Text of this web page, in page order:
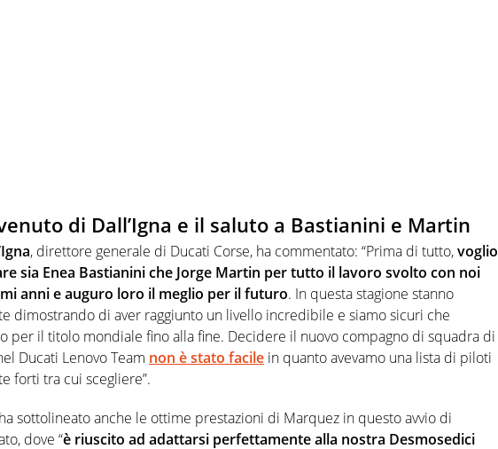
di Dall’Igna e il saluto a Bastianini e Martin
, direttore generale di Ducati Corse, ha commentato: “Prima di tutto,voglio
sia Enea Bastianini che Jorge Martin per tutto il lavoro svolto con noi
anni e auguro loro il meglio per il futuro. In questa stagione stanno
dimostrando di aver raggiunto un livello incredibile e siamo sicuri che
per il titolo mondiale fino alla fine. Decidere il nuovo compagno di squadra di
Ducati Lenovo Team non è stato facile in quanto avevamo una lista di piloti
forti tra cui scegliere”.
ha sottolineato anche le ottime prestazioni di Marquez in questo avvio di
dove “è riuscito ad adattarsi perfettamente alla nostra Desmosedici